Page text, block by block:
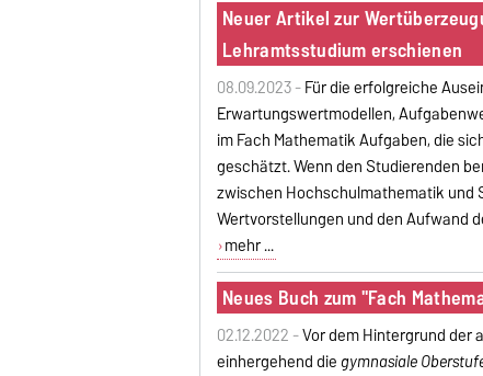
Neuer Artikel zur
Lehramtsstudium erschienen
08.09.2023 -Für die erfolgreiche
Erwartungswertmodellen,
im Fach Mathematik Aufgaben, die
geschätzt. Wenn den Studierenden
zwischen Hochschulmathematik und
Wertvorstellungen und den Aufwand
mehr ...
Neues Buch zum "Fach
02.12.2022 -Vor dem Hintergrund der
einhergehend diegymnasiale